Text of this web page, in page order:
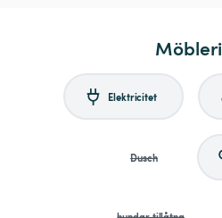
Elektricitet
Dusch